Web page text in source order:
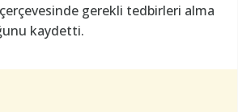
gerekli tedbirleri alma
kaydetti.